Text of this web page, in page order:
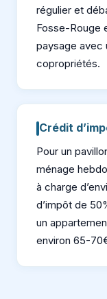
régulier et
Fosse-Rouge
paysage avec
copropriétés.
Crédit
Pour un
ménage
à charge
d’impôt de
un
environ 65-